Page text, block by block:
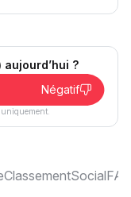
?
Négatif
ClassementSocialFAQ